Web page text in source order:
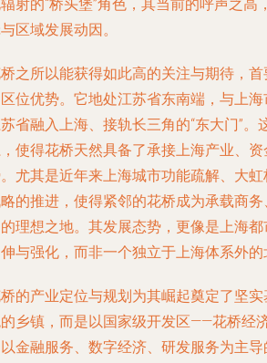
射的“桥头堡”角色，其当前的呼声之高
区域发展动因。
之所以能获得如此高的关注与期待，
位优势。它地处江苏省东南端，与上
省融入上海、接轨长三角的“东大门”。
使得花桥天然具备了承接上海产业、
尤其是近年来上海城市功能疏解、大
的推进，使得紧邻的花桥成为承载商
理想之地。其发展态势，更像是上海
与强化，而非一个独立于上海体系外的
的产业定位与规划为其崛起奠定了坚
乡镇，而是以国家级开发区——花桥经
金融服务、数字经济、研发服务为主